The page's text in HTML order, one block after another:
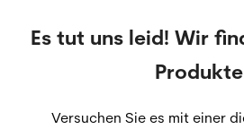
Es tut uns leid! Wir
Versuchen Sie es mit einer